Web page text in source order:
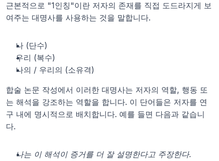
근본적으로 "1인칭"이란 저자의 존재를 직접 도드라지게 보
여주는 대명사를 사용하는 것을 말합니다.
나 (단수)
우리 (복수)
나의 / 우리의 (소유격)
합술 논문 작성에서 이러한 대명사는 저자의 역할, 행동 또
는 해석을 강조하는 역할을 합니다. 이 단어들은 저자를 연
구 내에 명시적으로 배치합니다. 예를 들면 다음과 같습니
다.
나는 이 해석이 증거를 더 잘 설명한다고 주장한다.